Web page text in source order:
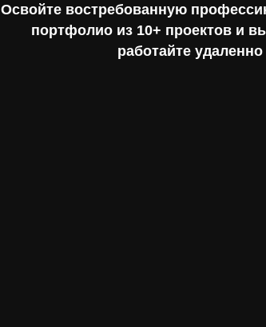
Освойте востребованную
портфолио из 10+ проектов и
работайте